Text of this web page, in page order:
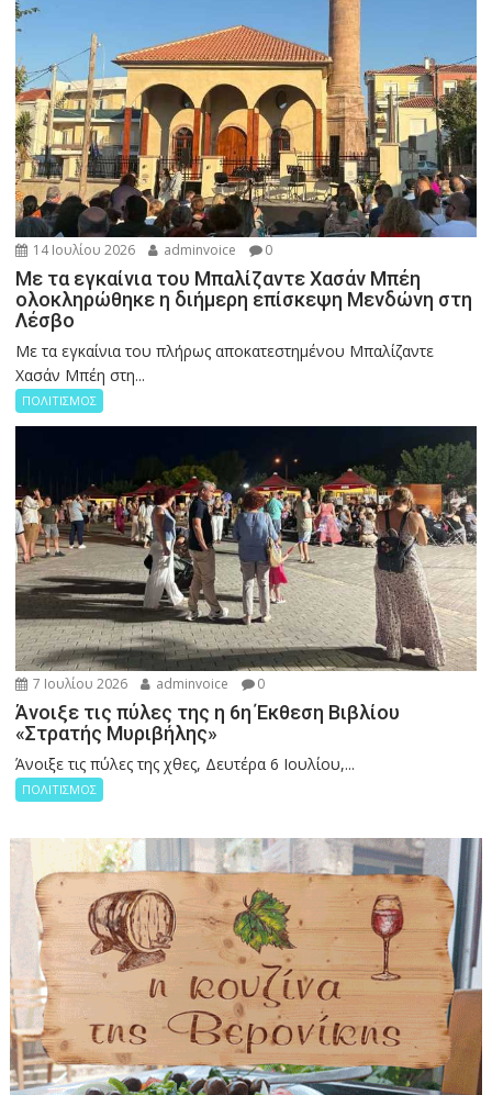
14 Ιουλίου 2026 adminvoice 0
Με τα εγκαίνια του Μπαλίζαντε Χασάν Μπέη
ολοκληρώθηκε η διήμερη επίσκεψη Μενδώνη στη
Λέσβο
Με τα εγκαίνια του πλήρως αποκατεστημένου Μπαλίζαντε
Χασάν Μπέη στη...
ΠΟΛΙΤΙΣΜΟΣ
7 Ιουλίου 2026 adminvoice 0
Άνοιξε τις πύλες της η 6η Έκθεση Βιβλίου
«Στρατής Μυριβήλης»
Άνοιξε τις πύλες της χθες, Δευτέρα 6 Ιουλίου,...
ΠΟΛΙΤΙΣΜΟΣ